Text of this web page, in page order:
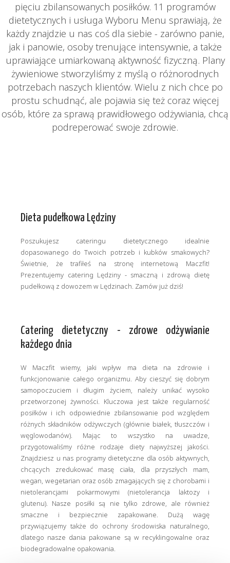
pięciu zbilansowanych posiłków. 11 programów
dietetycznych i usługa Wyboru Menu sprawiają, że
każdy znajdzie u nas coś dla siebie - zarówno panie,
jak i panowie, osoby trenujące intensywnie, a także
uprawiające umiarkowaną aktywność fizyczną. Plany
żywieniowe stworzyliśmy z myślą o różnorodnych
potrzebach naszych klientów. Wielu z nich chce po
prostu schudnąć, ale pojawia się też coraz więcej
osób, które za sprawą prawidłowego odżywiania, chcą
podreperować swoje zdrowie.
Dieta pudełkowa Lędziny
Poszukujesz cateringu dietetycznego idealnie
dopasowanego do Twoich potrzeb i kubków smakowych?
Świetnie, że trafiłeś na stronę internetową Maczfit!
Prezentujemy catering Lędziny - smaczną i zdrową dietę
pudełkową z dowozem w Lędzinach. Zamów już dziś!
Catering dietetyczny - zdrowe odżywianie
każdego dnia
W Maczfit wiemy, jaki wpływ ma dieta na zdrowie i
funkcjonowanie całego organizmu. Aby cieszyć się dobrym
samopoczuciem i długim życiem, należy unikać wysoko
przetworzonej żywności. Kluczowa jest także regularność
posiłków i ich odpowiednie zbilansowanie pod względem
różnych składników odżywczych (głównie białek, tłuszczów i
węglowodanów). Mając to wszystko na uwadze,
przygotowaliśmy różne rodzaje diety najwyższej jakości.
Znajdziesz u nas programy dietetyczne dla osób aktywnych,
chcących zredukować masę ciała, dla przyszłych mam,
wegan, wegetarian oraz osób zmagających się z chorobami i
nietolerancjami pokarmowymi (nietolerancja laktozy i
glutenu). Nasze posiłki są nie tylko zdrowe, ale również
smaczne i bezpiecznie zapakowane. Dużą wagę
przywiązujemy także do ochrony środowiska naturalnego,
dlatego nasze dania pakowane są w recyklingowalne oraz
biodegradowalne opakowania.